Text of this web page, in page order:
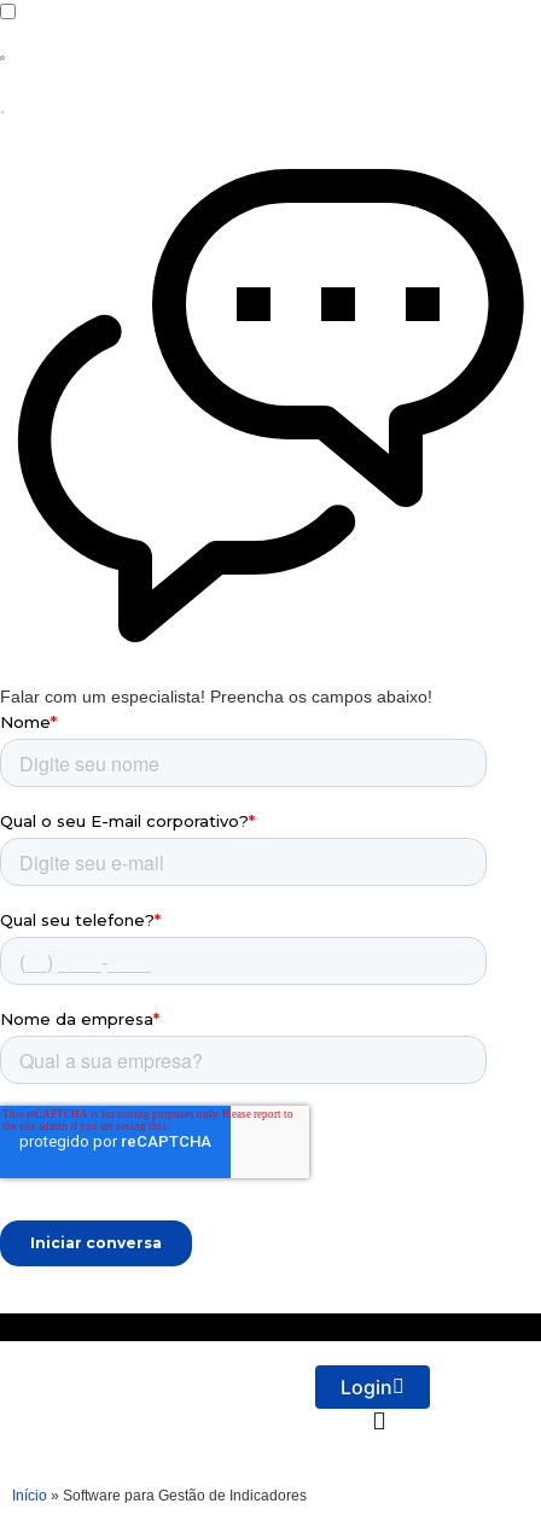
Falar com um especialista! Preencha os campos abaixo!
Login
Início » Software para Gestão de Indicadores